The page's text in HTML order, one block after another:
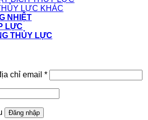
LỰC KHÁC
NHIỆT
LỰC
THỦY LỰC
chỉ email *
Đăng nhập